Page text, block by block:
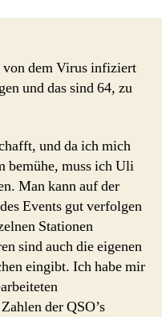
spannendes
Spiel
von dem Virus infiziert
und das sind 64, zu
und da ich mich
bemühe, muss ich Uli
Man kann auf der
Events gut verfolgen
Stationen
sind auch die eigenen
eingibt. Ich habe mir
der QSO’s